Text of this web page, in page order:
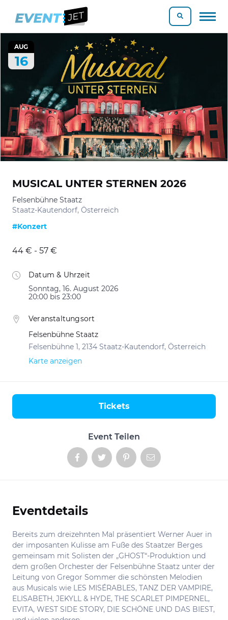
AUG
16
MUSICAL UNTER STERNEN 2026
Felsenbühne Staatz
Staatz-Kautendorf, Österreich
#Konzert
44 € - 57 €
Datum & Uhrzeit
Sonntag, 16. August 2026
20:00 bis 23:00
Veranstaltungsort
Felsenbühne Staatz
Felsenbühne 1, 2134 Staatz-Kautendorf, Österreich
Karte anzeigen
Event Teilen
Tickets
Informationen
Eventdetails
Bereits zum dreizehnten Mal präsentiert Werner Auer in
der imposanten Kulisse am Fuße des Staatzer Berges
gemeinsam mit Solisten der „GHOST“-Produktion und
dem großen Orchester der Felsenbühne Staatz unter der
Leitung von Gregor Sommer die schönsten Melodien
aus Musicals wie LES MISÉRABLES, TANZ DER VAMPIRE,
ELISABETH, JEKYLL & HYDE, THE SCARLET PIMPERNEL,
EVITA, WEST SIDE STORY, DIE SCHÖNE UND DAS BIEST,